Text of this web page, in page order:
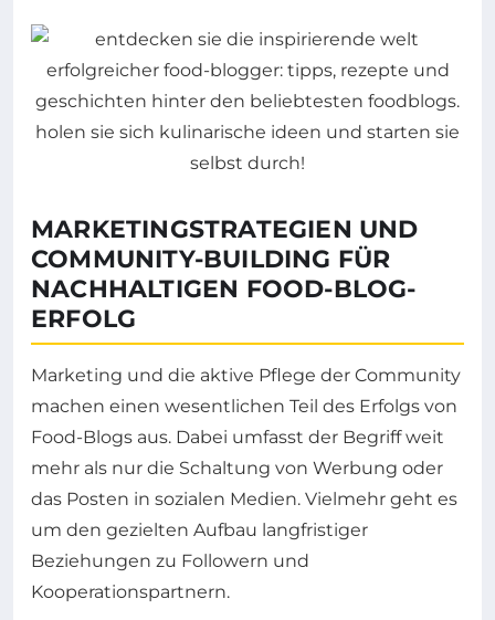
MARKETINGSTRATEGIEN UND
COMMUNITY-BUILDING FÜR
NACHHALTIGEN FOOD-BLOG-
ERFOLG
Marketing und die aktive Pflege der Community
machen einen wesentlichen Teil des Erfolgs von
Food-Blogs aus. Dabei umfasst der Begriff weit
mehr als nur die Schaltung von Werbung oder
das Posten in sozialen Medien. Vielmehr geht es
um den gezielten Aufbau langfristiger
Beziehungen zu Followern und
Kooperationspartnern.